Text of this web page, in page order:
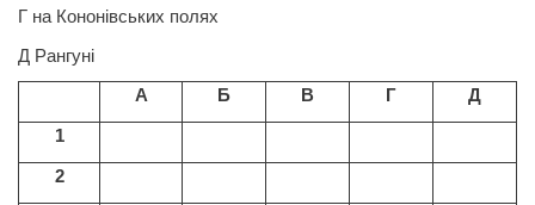
Г на Кононівських полях
Д Рангуні
А
Б В Г
Д
1
2